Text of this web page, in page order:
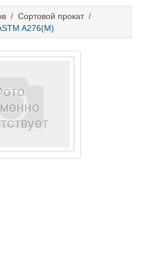
/ Сортовой прокат /
A276(М)